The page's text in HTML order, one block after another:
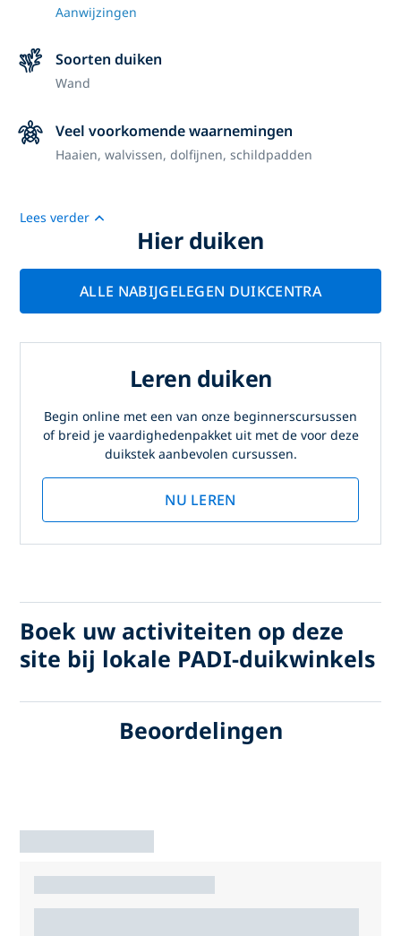
Aanwijzingen
Soorten duiken
Wand
Veel voorkomende waarnemingen
Haaien, walvissen, dolfijnen, schildpadden
Lees verder
Hier duiken
ALLE NABIJGELEGEN DUIKCENTRA
Leren duiken
Begin online met een van onze beginnerscursussen
of breid je vaardighedenpakket uit met de voor deze
duikstek aanbevolen cursussen.
NU LEREN
Boek uw activiteiten op deze
site bij lokale PADI-duikwinkels
Beoordelingen